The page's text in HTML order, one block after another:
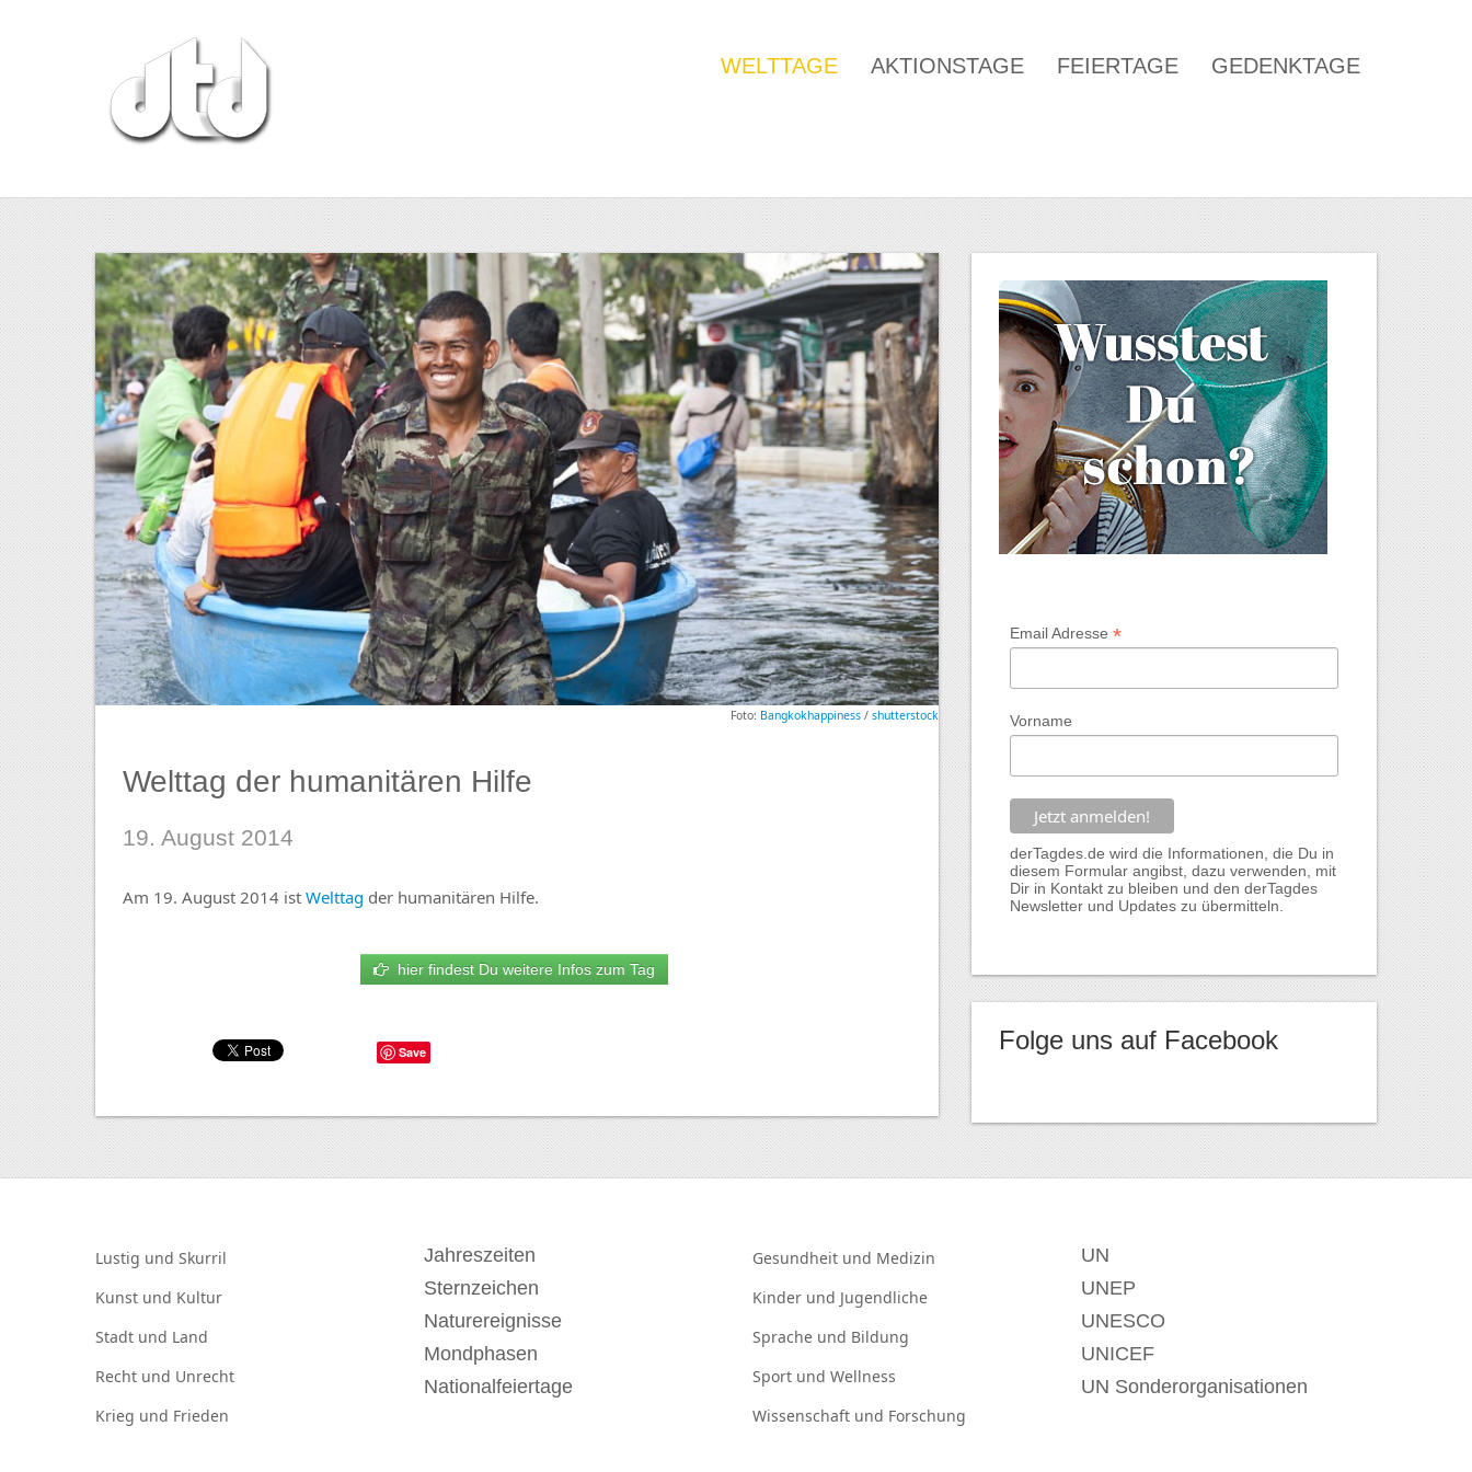
WELTTAGE AKTIONSTAGE FEIERTAGE GEDENKTAGE
Foto: Bangkokhappiness / shutterstock
Welttag der humanitären Hilfe
19. August 2014
Am 19. August 2014 ist Welttag der humanitären Hilfe.
hier findest Du weitere Infos zum Tag
Save
Email Adresse *
Vorname
derTagdes.de wird die Informationen, die Du in
diesem Formular angibst, dazu verwenden, mit
Dir in Kontakt zu bleiben und den derTagdes
Newsletter und Updates zu übermitteln.
Folge uns auf Facebook
Lustig und Skurril
Kunst und Kultur
Stadt und Land
Recht und Unrecht
Krieg und Frieden
Jahreszeiten
Sternzeichen
Naturereignisse
Mondphasen
Nationalfeiertage
Gesundheit und Medizin
Kinder und Jugendliche
Sprache und Bildung
Sport und Wellness
Wissenschaft und Forschung
UN
UNEP
UNESCO
UNICEF
UN Sonderorganisationen